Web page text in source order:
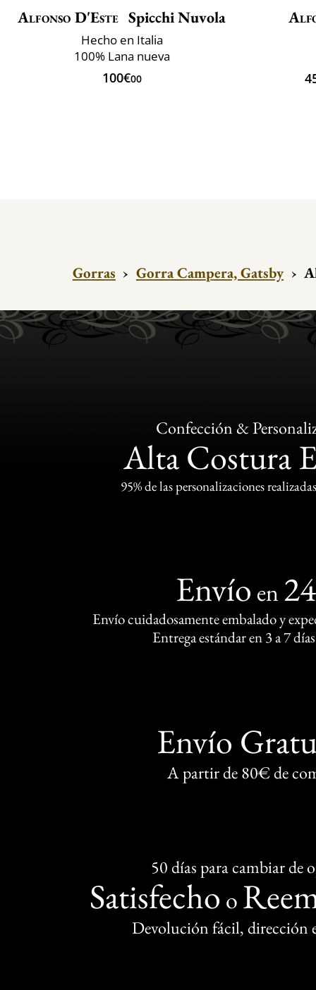
Alfonso D'Este Spicchi Nuvola
Hecho en Italia
100% Lana nueva
100€00
Gorras › Gorra Campera, Gatsby ›
Confección &
Alta Costura
95% de las personalizaciones
Envío en
Envío cuidadosamente embalado y
Entrega estándar en 3 a 7
Envío
A partir de 80€ de
50 días para cambiar de
Satisfecho o
Devolución fácil, dirección